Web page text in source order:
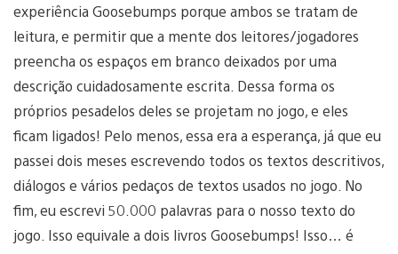
experiência Goosebumps porque ambos se tratam de
leitura, e permitir que a mente dos leitores/jogadores
preencha os espaços em branco deixados por uma
descrição cuidadosamente escrita. Dessa forma os
próprios pesadelos deles se projetam no jogo, e eles
ficam ligados! Pelo menos, essa era a esperança, já que eu
passei dois meses escrevendo todos os textos descritivos,
diálogos e vários pedaços de textos usados no jogo. No
fim, eu escrevi 50.000 palavras para o nosso texto do
jogo. Isso equivale a dois livros Goosebumps! Isso… é